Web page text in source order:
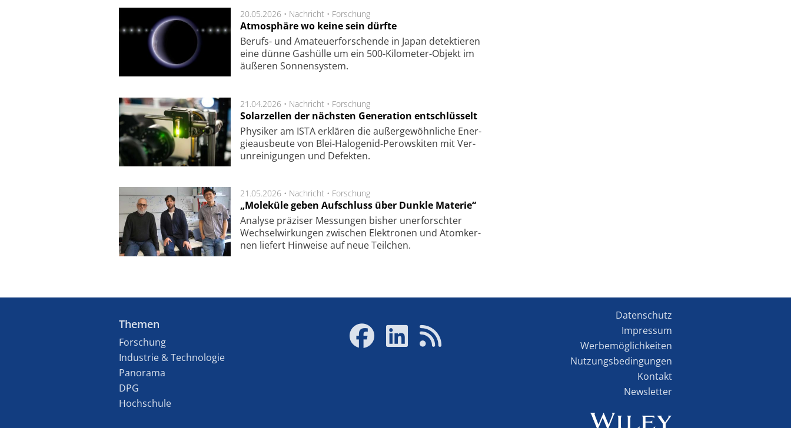
20.05.2026 • Nachricht • Forschung
Atmosphäre wo keine sein dürfte
Berufs- und Ama­teuer­for­schen­de in Japan de­tek­tie­ren
eine dün­ne Gas­hül­le um ein 500-Kilo­meter-Objekt im
äu­ße­ren Son­nen­sys­tem.
21.04.2026 • Nachricht • Forschung
Solarzellen der nächsten Generation entschlüsselt
Physiker am ISTA er­klä­ren die außer­ge­wöhn­li­che Ener­
gie­aus­beu­te von Blei-Halo­ge­nid-Perows­ki­ten mit Ver­
unrei­ni­gung­en und De­fek­ten.
21.05.2026 • Nachricht • Forschung
„Moleküle geben Aufschluss über Dunkle Materie“
Analyse prä­zi­ser Mes­sung­en bis­her un­er­for­schter
Wech­sel­wir­kung­en zwi­schen Elek­tro­nen und Atom­ker­
nen lie­fert Hin­wei­se auf neue Teil­chen.
Themen
Forschung
Industrie & Technologie
Panorama
DPG
Hochschule
Datenschutz
Impressum
Werbemöglichkeiten
Nutzungsbedingungen
Kontakt
Newsletter